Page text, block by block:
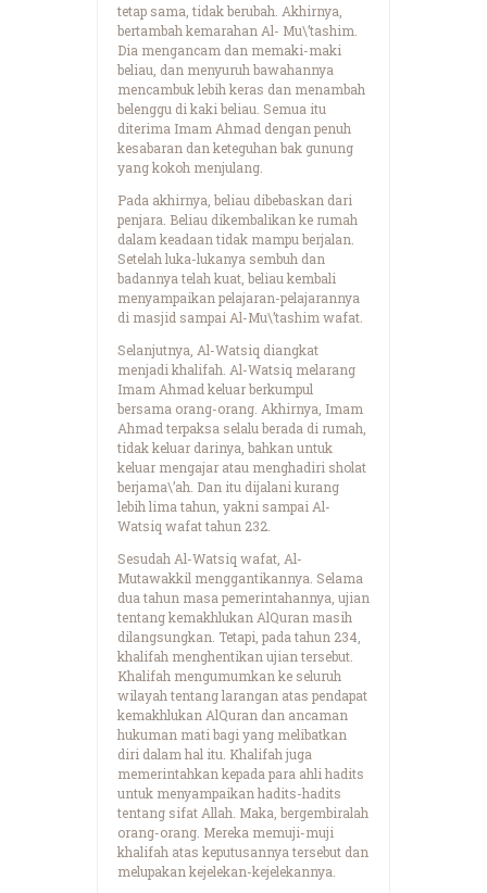
tetap sama, tidak berubah. Akhirnya,
bertambah kemarahan Al- Mu\’tashim.
Dia mengancam dan memaki-maki
beliau, dan menyuruh bawahannya
mencambuk lebih keras dan menambah
belenggu di kaki beliau. Semua itu
diterima Imam Ahmad dengan penuh
kesabaran dan keteguhan bak gunung
yang kokoh menjulang.
Pada akhirnya, beliau dibebaskan dari
penjara. Beliau dikembalikan ke rumah
dalam keadaan tidak mampu berjalan.
Setelah luka-lukanya sembuh dan
badannya telah kuat, beliau kembali
menyampaikan pelajaran-pelajarannya
di masjid sampai Al-Mu\’tashim wafat.
Selanjutnya, Al-Watsiq diangkat
menjadi khalifah. Al-Watsiq melarang
Imam Ahmad keluar berkumpul
bersama orang-orang. Akhirnya, Imam
Ahmad terpaksa selalu berada di rumah,
tidak keluar darinya, bahkan untuk
keluar mengajar atau menghadiri sholat
berjama\’ah. Dan itu dijalani kurang
lebih lima tahun, yakni sampai Al-
Watsiq wafat tahun 232.
Sesudah Al-Watsiq wafat, Al-
Mutawakkil menggantikannya. Selama
dua tahun masa pemerintahannya, ujian
tentang kemakhlukan AlQuran masih
dilangsungkan. Tetapi, pada tahun 234,
khalifah menghentikan ujian tersebut.
Khalifah mengumumkan ke seluruh
wilayah tentang larangan atas pendapat
kemakhlukan AlQuran dan ancaman
hukuman mati bagi yang melibatkan
diri dalam hal itu. Khalifah juga
memerintahkan kepada para ahli hadits
untuk menyampaikan hadits-hadits
tentang sifat Allah. Maka, bergembiralah
orang-orang. Mereka memuji-muji
khalifah atas keputusannya tersebut dan
melupakan kejelekan-kejelekannya.